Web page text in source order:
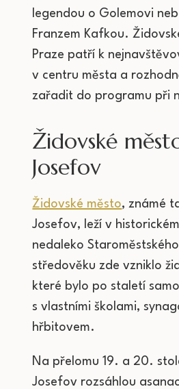
legendou o Golemovi
Franzem Kafkou.
Praze patří k
v centru města a
zařadit do programu při
Židovské
Josefov
Židovské město, známé
Josefov, leží v
nedaleko
středověku zde vzniklo
které bylo po staletí
s vlastními školami,
hřbitovem.
Na přelomu 19. a 20.
Josefov rozsáhlou